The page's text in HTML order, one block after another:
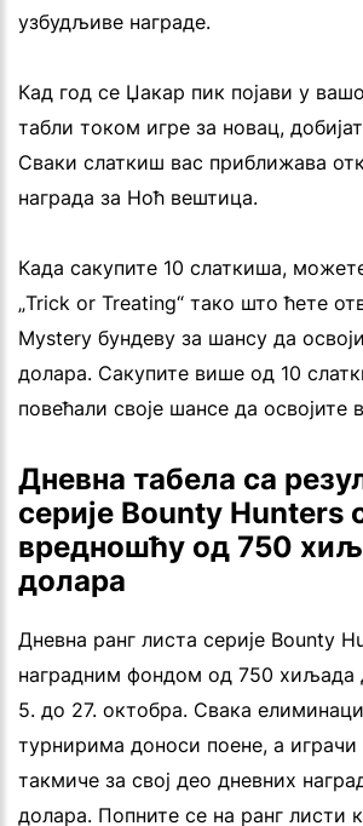
узбудљиве награде.
Кад год се Џакар пик појави у
табли током игре за новац,
Сваки слаткиш вас приближава
награда за Ноћ вештица.
Када сакупите 10 слаткиша,
„Trick or Treating“ тако што ћете
Mystery бундеву за шансу да
долара. Сакупите више од 10
повећали своје шансе да освојите
Дневна табела са
серије Bounty Hunters
вредношћу од 750
долара
Дневна ранг листа серије Bounty
наградним фондом од 750 хиљада
5. до 27. октобра. Свака
турнирима доноси поене, а
такмиче за свој део дневних
долара. Попните се на ранг листи